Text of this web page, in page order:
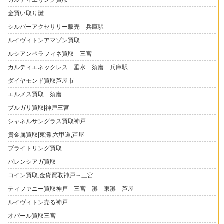
金買い取り灘
シルバーアクセサリー販売 兵庫駅
ルイヴィトンアマゾン買取
ルシアンペラフィネ買取 三宮
カルティエネックレス 垂水 須磨 兵庫駅
ダイヤモンド買取芦屋市
エルメス買取 須磨
ブルガリ買取|神戸三宮
シャネルサングラス買取神戸
貴金属買取|東灘,六甲道,芦屋
ブライトリング買取
バレンシアガ買取
コイン買取,金貨買取神戸～三宮
ティファニー買取神戸 三宮 灘 東灘 芦屋
ルイヴィトン売る神戸
オパール買取三宮